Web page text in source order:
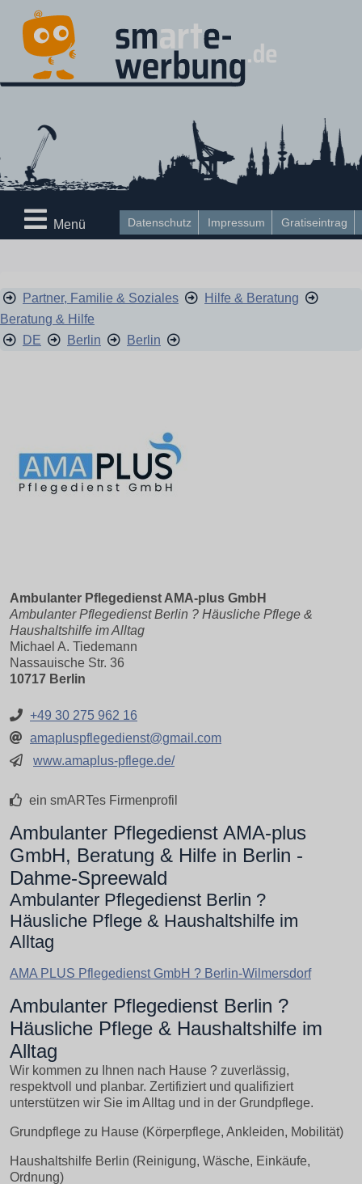
Datenschutz Impressum Gratiseintrag
Menü
Partner, Familie & Soziales
Hilfe & Beratung
Beratung & Hilfe
DE
Berlin Berlin
Ambulanter Pflegedienst AMA-plus GmbH
Ambulanter Pflegedienst Berlin ? Häusliche Pflege &
Haushaltshilfe im Alltag
Michael A. Tiedemann
Nassauische Str. 36
10717 Berlin
+49 30 275 962 16
amapluspflegedienst@gmail.com
www.amaplus-pflege.de/
ein smARTes Firmenprofil
Ambulanter Pflegedienst AMA-plus
GmbH, Beratung & Hilfe in Berlin -
Dahme-Spreewald
Ambulanter Pflegedienst Berlin ?
Häusliche Pflege & Haushaltshilfe im
Alltag
AMA PLUS Pflegedienst GmbH ? Berlin-Wilmersdorf
Ambulanter Pflegedienst Berlin ?
Häusliche Pflege & Haushaltshilfe im
Alltag
Wir kommen zu Ihnen nach Hause ? zuverlässig,
respektvoll und planbar. Zertifiziert und qualifiziert
unterstützen wir Sie im Alltag und in der Grundpflege.
Grundpflege zu Hause (Körperpflege, Ankleiden, Mobilität)
Haushaltshilfe Berlin (Reinigung, Wäsche, Einkäufe,
Ordnung)